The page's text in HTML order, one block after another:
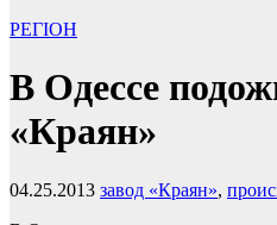
РЕГІОН
В Одессе
«Краян»
04.25.2013 завод «Краян»,